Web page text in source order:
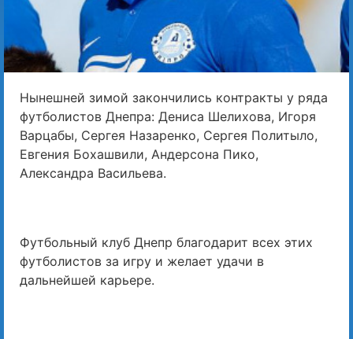
Нынешней зимой закончились контракты у ряда
футболистов Днепра: Дениса Шелихова, Игоря
Варцабы, Сергея Назаренко, Сергея Политыло,
Евгения Бохашвили, Андерсона Пико,
Александра Васильева.
Футбольный клуб Днепр благодарит всех этих
футболистов за игру и желает удачи в
дальнейшей карьере.